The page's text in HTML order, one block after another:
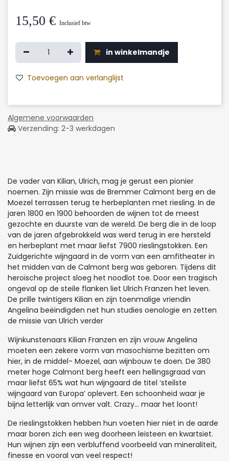
15,50 € Inclusief btw
in winkelmandje
Toevoegen aan verlanglijst
Algemene voorwaarden
Verzending: 2-3 werkdagen
De vader van Kilian, Ulrich, mag je gerust een pionier
noemen. Zijn missie was de Bremmer Calmont berg en de
Moezel terrassen terug te herbeplanten met riesling. In de
jaren 1800 en 1900 behoorden de wijnen tot de meest
gezochte en duurste van de wereld. De berg die in de loop
van de jaren afgebrokkeld was werd terug in ere hersteld
en herbeplant met maar liefst 7900 rieslingstokken. Een
Zuidgerichte wijngaard in de vorm van een amfitheater in
het midden van de Calmont berg was geboren. Tijdens dit
heroïsche project sloeg het noodlot toe. Door een tragisch
ongeval op de steile flanken liet Ulrich Franzen het leven.
De prille twintigers Kilian en zijn toenmalige vriendin
Angelina beëindigden net hun studies oenologie en zetten
de missie van Ulrich verder
Wijnkunstenaars Kilian Franzen en zijn vrouw Angelina
moeten een zekere vorm van masochisme bezitten om
hier, in de middel- Moezel, aan wijnbouw te doen. De 380
meter hoge Calmont berg heeft een hellingsgraad van
maar liefst 65% wat hun wijngaard de titel ‘steilste
wijngaard van Europa’ oplevert. Een schoonheid waar je
bijna letterlijk van omver valt. Crazy… maar het loont!
De rieslingstokken hebben hun voeten hier niet in de aarde
maar boren zich een weg doorheen leisteen en kwartsiet.
Hun wijnen zijn een verbluffend voorbeeld van mineraliteit,
finesse en vooral van veel respect!